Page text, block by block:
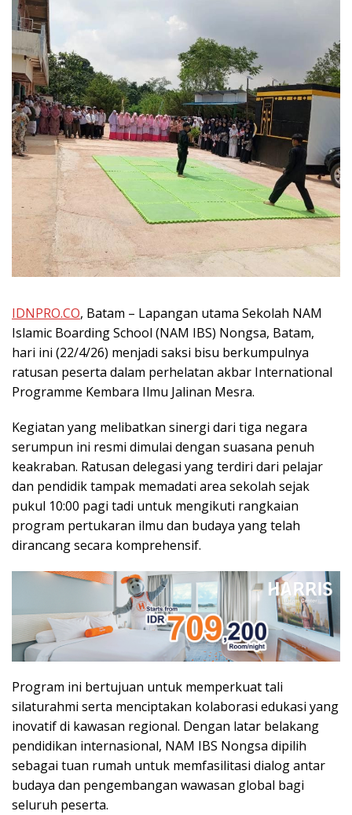
IDNPRO.CO, Batam – Lapangan utama Sekolah NAM
Islamic Boarding School (NAM IBS) Nongsa, Batam,
hari ini (22/4/26) menjadi saksi bisu berkumpulnya
ratusan peserta dalam perhelatan akbar International
Programme Kembara Ilmu Jalinan Mesra.
Kegiatan yang melibatkan sinergi dari tiga negara
serumpun ini resmi dimulai dengan suasana penuh
keakraban. Ratusan delegasi yang terdiri dari pelajar
dan pendidik tampak memadati area sekolah sejak
pukul 10:00 pagi tadi untuk mengikuti rangkaian
program pertukaran ilmu dan budaya yang telah
dirancang secara komprehensif.
Program ini bertujuan untuk memperkuat tali
silaturahmi serta menciptakan kolaborasi edukasi yang
inovatif di kawasan regional. Dengan latar belakang
pendidikan internasional, NAM IBS Nongsa dipilih
sebagai tuan rumah untuk memfasilitasi dialog antar
budaya dan pengembangan wawasan global bagi
seluruh peserta.